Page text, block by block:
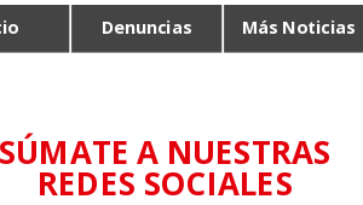
Denuncias Más Noticias
SÚMATE A NUESTRAS
REDES SOCIALES